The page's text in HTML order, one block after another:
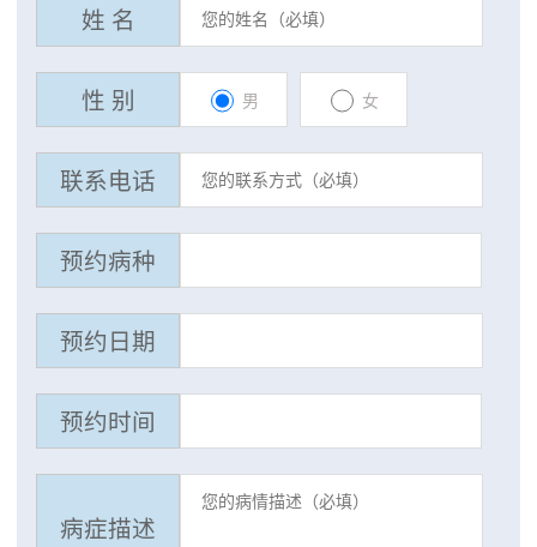
姓 名
性 别 男 女
联系电话
预约病种
预约日期
预约时间
病症描述